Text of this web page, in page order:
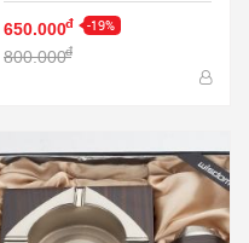
650.000đ -19%
800.000đ